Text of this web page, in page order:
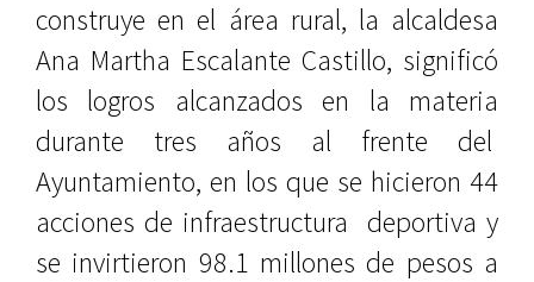
construye en el área rural, la alcaldesa
Ana Martha Escalante Castillo, significó
los logros alcanzados en la materia
durante tres años al frente del
Ayuntamiento, en los que se hicieron 44
acciones de infraestructura deportiva y
se invirtieron 98.1 millones de pesos a